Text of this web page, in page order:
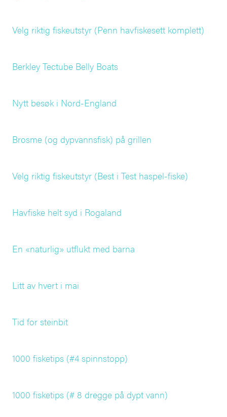
Velg riktig fiskeutstyr (Penn havfiskesett komplett)
Berkley Tectube Belly Boats
Nytt besøk i Nord-England
Brosme (og dypvannsfisk) på grillen
Velg riktig fiskeutstyr (Best i Test haspel-fiske)
Havfiske helt syd i Rogaland
En «naturlig» utflukt med barna
Litt av hvert i mai
Tid for steinbit
1000 fisketips (#4 spinnstopp)
1000 fisketips (# 8 dregge på dypt vann)